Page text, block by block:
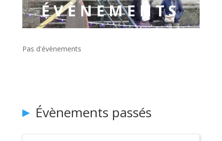
ÉVÈNEMENTS
Pas d'évènements
Évènements passés